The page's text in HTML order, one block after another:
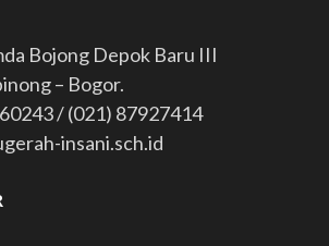
Bojong Depok Baru III
– Bogor.
/ (021) 87927414
insani.sch.id